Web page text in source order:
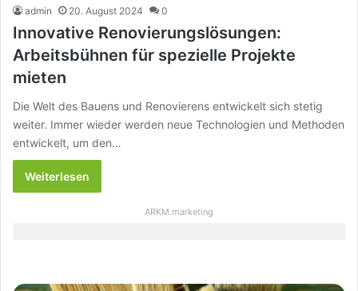
admin 20. August 2024 0
Innovative Renovierungslösungen:
Arbeitsbühnen für spezielle Projekte
mieten
Die Welt des Bauens und Renovierens entwickelt sich stetig
weiter. Immer wieder werden neue Technologien und Methoden
entwickelt, um den…
Weiterlesen
ARKM.marketing